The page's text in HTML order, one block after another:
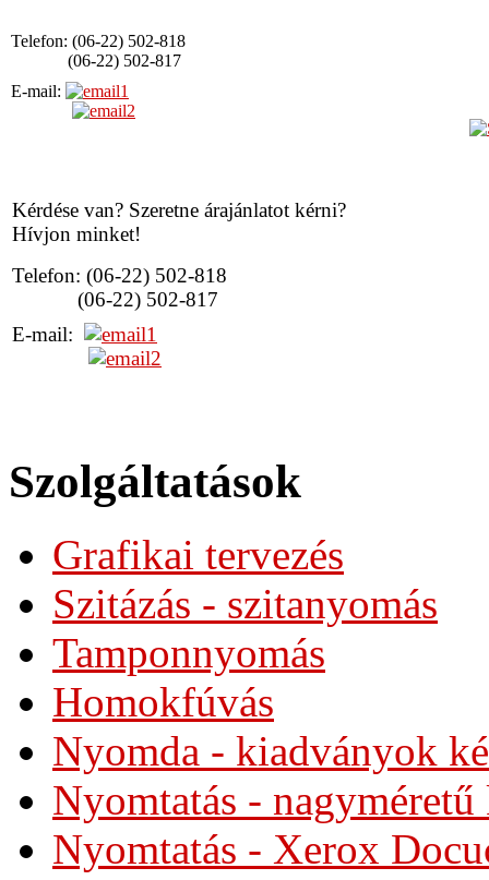
Telefon: (06-22) 502-818
(06-22) 502-817
E-mail:
Kérdése van? Szeretne árajánlatot kérni?
Hívjon minket!
Telefon: (06-22) 502-818
(06-22) 502-817
E-mail:
Szolgáltatások
Grafikai tervezés
Szitázás - szitanyomás
Tamponnyomás
Homokfúvás
Nyomda - kiadványok
Nyomtatás - nagyméretű
Nyomtatás - Xerox